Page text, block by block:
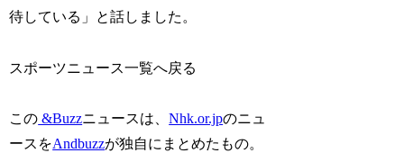
待している」と話しました。
スポーツニュース一覧へ戻る
この &Buzzニュースは、Nhk.or.jpのニュ
ースをAndbuzzが独自にまとめたもの。